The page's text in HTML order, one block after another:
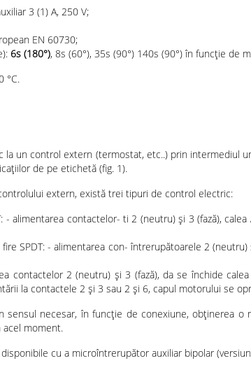
3 (1) A, 250 V;
EN 60730;
6s (180°), 8s (60°), 35s (90°) 140s (90°) în funcție de
°C.
un control extern (termostat, etc..) prin intermediul
de pe etichetă (fig. 1).
extern, există trei tipuri de control electric:
- alimentarea contactelor- ti 2 (neutru) și 3 (fază),
SPDT: - alimentarea con- întrerupătoarele 2
contactelor 2 (neutru) și 3 (fază), da se închide
la contactele 2 și 3 sau 2 și 6, capul motorului se
sensul necesar, în funcție de conexiune,
moment.
cu a microîntrerupător auxiliar bipolar